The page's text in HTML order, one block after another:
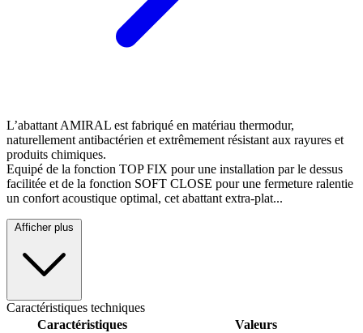
L’abattant AMIRAL est fabriqué en matériau thermodur,
naturellement antibactérien et extrêmement résistant aux rayures et
produits chimiques.
Equipé de la fonction TOP FIX pour une installation par le dessus
facilitée et de la fonction SOFT CLOSE pour une fermeture ralentie
un confort acoustique optimal, cet abattant extra-plat...
Afficher plus
Caractéristiques techniques
Caractéristiques
Valeurs